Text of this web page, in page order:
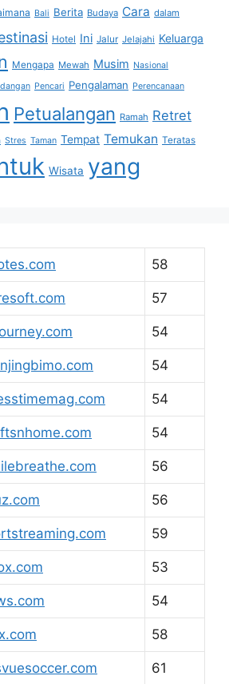
Bali Berita Budaya Cara dalam
Hotel Ini Jalur Jelajahi Keluarga
Mengapa Mewah Musim Nasional
Pencari Pengalaman Perencanaan
Petualangan Ramah Retret
Stres Taman Tempat Temukan Teratas
Wisata yang
58
57
54
54
54
54
56
56
59
53
54
58
61